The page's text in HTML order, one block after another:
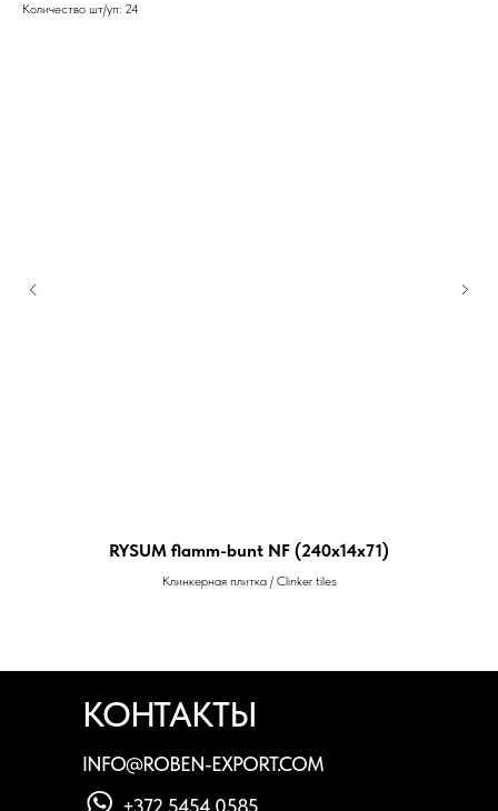
Количество шт/уп: 24
RYSUM flamm-bunt NF (240x14x71)
Клинкерная плитка / Clinker tiles
КОНТАКТЫ
INFO@ROBEN-EXPORT.COM
+372 5454 0585